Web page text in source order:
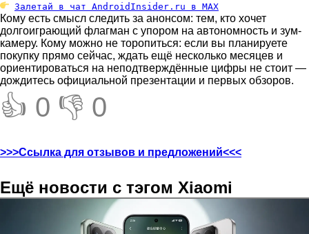
Залетай в чат AndroidInsider.ru в MAX
Кому есть смысл следить за анонсом: тем, кто хочет
долгоиграющий флагман с упором на автономность и зум-
камеру. Кому можно не торопиться: если вы планируете
покупку прямо сейчас, ждать ещё несколько месяцев и
ориентироваться на неподтверждённые цифры не стоит —
дождитесь официальной презентации и первых обзоров.
👍 0 👎 0
>>>Ссылка для отзывов и предложений<<<
Ещё новости с тэгом Xiaomi